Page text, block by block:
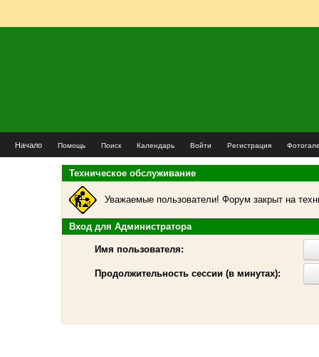
Начало Помощь Поиск Календарь Войти Регистрация
Техническое обслуживание
Уважаемые пользователи! Форум закрыт на
Вход для Администратора
Имя пользователя:
Продолжительность сессии (в минутах):